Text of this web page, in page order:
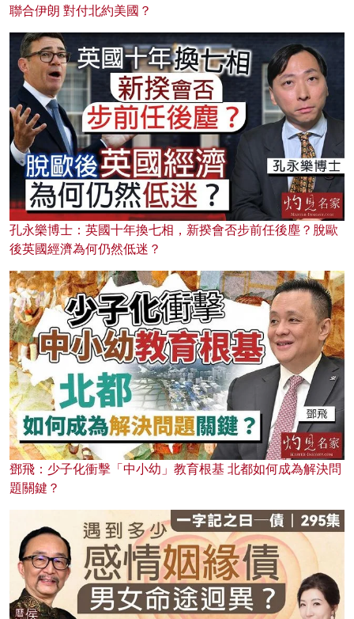
聯合伊朗 對付北約美國？
孔永樂博士：英國十年換七相，新揆會否步前任後塵？脫歐
後英國經濟為何仍然低迷？
鄧飛：少子化衝擊「中小幼」教育根基 北都如何成為解決問
題關鍵？